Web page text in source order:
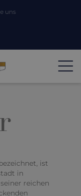
uns
ist
in
reichen